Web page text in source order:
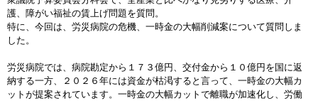
護、障がい福祉の賃上げ問題を質問。
特に、今回は、労災病院の危機、一時金の大幅削減案について質問しま
した。
労災病院では、病院勘定から１７３億円、交付金から１０億円を国に返
納する一方、２０２６年には資金が枯渇すると言って、一時金の大幅カ
ットが提案されています。一時金の大幅カットで離職が加速化し、労働